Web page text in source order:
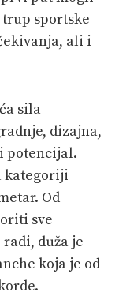
sportske
ali i
sila
dizajna,
potencijal.
kategoriji
Od
sve
duža je
koja je od